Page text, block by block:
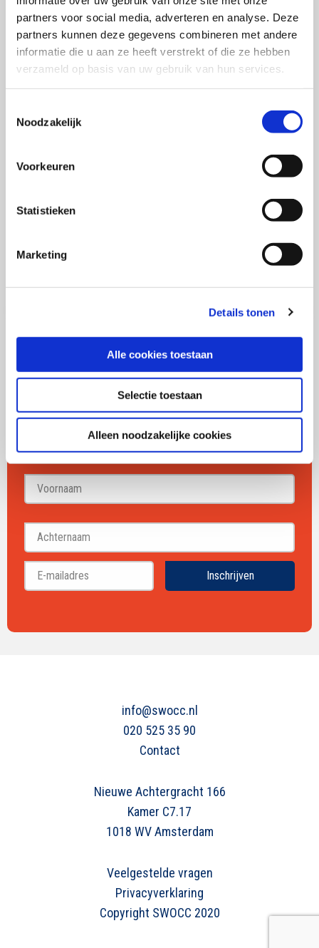
partners voor social media, adverteren en analyse. Deze
partners kunnen deze gegevens combineren met andere
informatie die u aan ze heeft verstrekt of die ze hebben
verzameld op basis van uw gebruik van hun services.
Noodzakelijk
Voorkeuren
Statistieken
Marketing
Details tonen
Alle cookies toestaan
Selectie toestaan
Alleen noodzakelijke cookies
in hoe mensen talige en visuele
(media)boodschappen verwerken, begrijpen en
opslaan. Haar onderzoek richt zich voornamelijk op
de omstandigheden waaronder mediaboodschappen
(ongemerkt) hun sporen achterlaten in ons geheugen
communicatieonderzoek, welke eind 2014 verscheen.
Mail mij 1x per maand een update
over merken, marketing en
communicatie
Voornaam
Achternaam
Inschrijven
info@swocc.nl
020 525 35 90
Contact
Nieuwe Achtergracht 166
Kamer C7.17
1018 WV Amsterdam
Veelgestelde vragen
Privacyverklaring
Copyright SWOCC 2020